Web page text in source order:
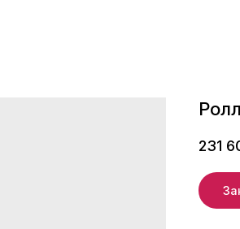
231